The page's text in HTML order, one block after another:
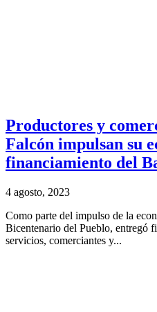
Productores y
Falcón impulsan su
financiamiento del
4 agosto, 2023
Como parte del impulso de la
Bicentenario del Pueblo, entregó
servicios, comerciantes y...